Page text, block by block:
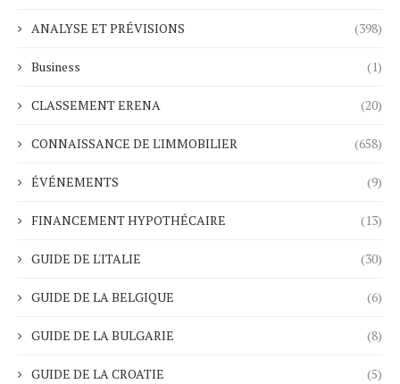
ANALYSE ET PRÉVISIONS (398)
Business (1)
CLASSEMENT ERENA (20)
CONNAISSANCE DE L'IMMOBILIER (658)
ÉVÉNEMENTS (9)
FINANCEMENT HYPOTHÉCAIRE (13)
GUIDE DE L'ITALIE (30)
GUIDE DE LA BELGIQUE (6)
GUIDE DE LA BULGARIE (8)
GUIDE DE LA CROATIE (5)